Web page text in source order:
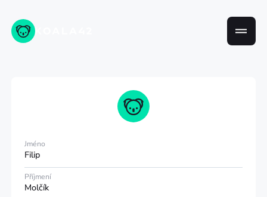
Jméno
Filip
Příjmení
Molčík